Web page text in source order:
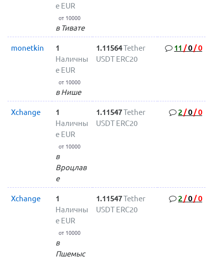
е EUR
от 10000
в Тивате
monetkin
1
Наличны
е EUR
от 10000
в Нише
1.11564Tether
USDT ERC20
11 /0/0
Xchange
1
Наличны
е EUR
от 10000
в
Вроцлав
е
1.11547Tether
USDT ERC20
2 /0/0
Xchange
1
Наличны
е EUR
от 10000
в
Пшемыс
1.11547Tether
USDT ERC20
2 /0/0